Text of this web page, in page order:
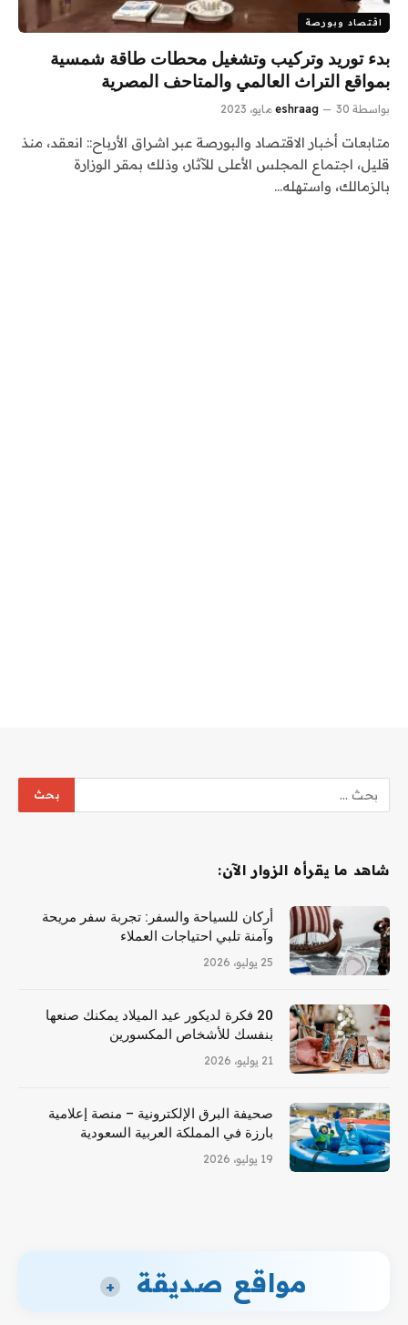
اقتصاد وبورصة
بدء توريد وتركيب وتشغيل محطات طاقة شمسية
بمواقع التراث العالمي والمتاحف المصرية
بواسطة eshraag 30 مايو، 2023
متابعات أخبار الاقتصاد والبورصة عبر اشراق الأرباح:: انعقد، منذ
قليل، اجتماع المجلس الأعلى للآثار، وذلك بمقر الوزارة
بالزمالك، واستهله…
شاهد ما يقرأه الزوار الآن:
أركان للسياحة والسفر: تجربة سفر مريحة
وآمنة تلبي احتياجات العملاء
25 يوليو، 2026
20 فكرة لديكور عيد الميلاد يمكنك صنعها
بنفسك للأشخاص المكسورين
21 يوليو، 2026
صحيفة البرق الإلكترونية – منصة إعلامية
بارزة في المملكة العربية السعودية
19 يوليو، 2026
مواقع صديقة +